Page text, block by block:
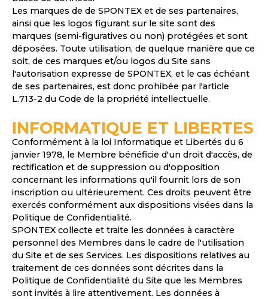
Les marques de de SPONTEX et de ses partenaires,
ainsi que les logos figurant sur le site sont des
marques (semi-figuratives ou non) protégées et sont
déposées. Toute utilisation, de quelque manière que ce
soit, de ces marques et/ou logos du Site sans
l'autorisation expresse de SPONTEX, et le cas échéant
de ses partenaires, est donc prohibée par l'article
L.713-2 du Code de la propriété intellectuelle.
INFORMATIQUE ET LIBERTES
Conformément à la loi Informatique et Libertés du 6
janvier 1978, le Membre bénéficie d'un droit d'accès, de
rectification et de suppression ou d'opposition
concernant les informations qu'il fournit lors de son
inscription ou ultérieurement. Ces droits peuvent être
exercés conformément aux dispositions visées dans la
Politique de Confidentialité.
SPONTEX collecte et traite les données à caractère
personnel des Membres dans le cadre de l'utilisation
du Site et de ses Services. Les dispositions relatives au
traitement de ces données sont décrites dans la
Politique de Confidentialité du Site que les Membres
sont invités à lire attentivement. Les données à